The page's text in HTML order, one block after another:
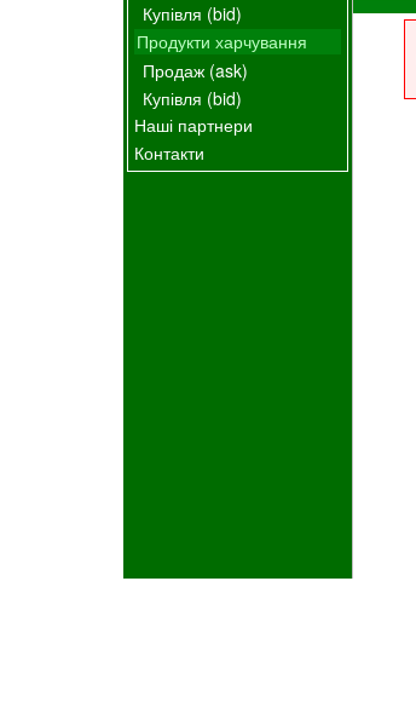
Купівля (bid)
Продукти харчування
Продаж (ask)
Купівля (bid)
Наші партнери
Контакти